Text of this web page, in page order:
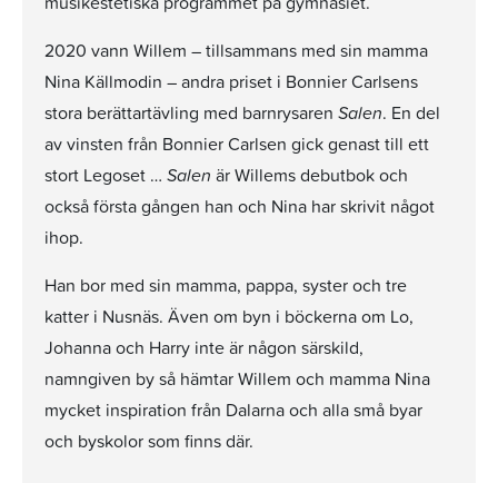
2020 vann Willem – tillsammans med sin mamma
Nina Källmodin – andra priset i Bonnier Carlsens
stora berättartävling med barnrysaren Salen. En del
av vinsten från Bonnier Carlsen gick genast till ett
stort Legoset … Salen är Willems debutbok och
också första gången han och Nina har skrivit något
ihop.
Han bor med sin mamma, pappa, syster och tre
katter i Nusnäs. Även om byn i böckerna om Lo,
Johanna och Harry inte är någon särskild,
namngiven by så hämtar Willem och mamma Nina
mycket inspiration från Dalarna och alla små byar
och byskolor som finns där.